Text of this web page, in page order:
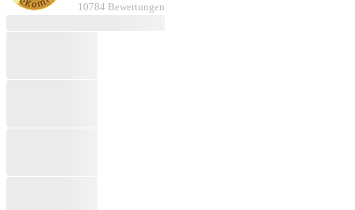
10784 Bewertungen